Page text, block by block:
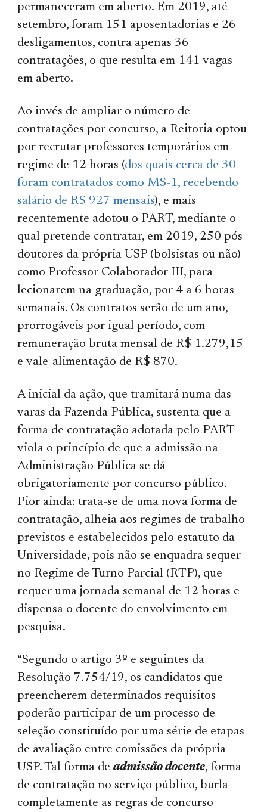
permaneceram em aberto. Em 2019, até
setembro, foram 151 aposentadorias e 26
desligamentos, contra apenas 36
contratações, o que resulta em 141 vagas
em aberto.
Ao invés de ampliar o número de
contratações por concurso, a Reitoria optou
por recrutar professores temporários em
regime de 12 horas (dos quais cerca de 30
foram contratados como MS-1, recebendo
salário de R$ 927 mensais), e mais
recentemente adotou o PART, mediante o
qual pretende contratar, em 2019, 250 pós-
doutores da própria USP (bolsistas ou não)
como Professor Colaborador III, para
lecionarem na graduação, por 4 a 6 horas
semanais. Os contratos serão de um ano,
prorrogáveis por igual período, com
remuneração bruta mensal de R$ 1.279,15
e vale-alimentação de R$ 870.
A inicial da ação, que tramitará numa das
varas da Fazenda Pública, sustenta que a
forma de contratação adotada pelo PART
viola o princípio de que a admissão na
Administração Pública se dá
obrigatoriamente por concurso público.
Pior ainda: trata-se de uma nova forma de
contratação, alheia aos regimes de trabalho
previstos e estabelecidos pelo estatuto da
Universidade, pois não se enquadra sequer
no Regime de Turno Parcial (RTP), que
requer uma jornada semanal de 12 horas e
dispensa o docente do envolvimento em
pesquisa.
“Segundo o artigo 3º e seguintes da
Resolução 7.754/19, os candidatos que
preencherem determinados requisitos
poderão participar de um processo de
seleção constituído por uma série de etapas
de avaliação entre comissões da própria
USP. Tal forma deadmissão docente, forma
de contratação no serviço público, burla
completamente as regras de concurso